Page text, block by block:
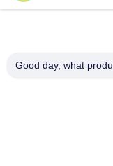
Good day, what